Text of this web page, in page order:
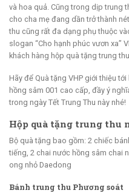
và hoa quả. Cũng trong dịp trung
cho cha mẹ đang dần trở thành
thu cũng rất đa dạng phụ thuộc
slogan “Cho hạnh phúc vươn xa”
khách hàng hộp quà tặng trung
Hãy để Quà tặng VHP giới thiệu
hồng sâm 001 cao cấp, đầy ý
trong ngày Tết Trung Thu này nhé!
Hộp quà tặng trung thu
Bộ quà tặng bao gồm: 2 chiếc
tiếng, 2 chai nước hồng sâm chai
ong nhỏ Daedong
Bánh trung thu Phương soát